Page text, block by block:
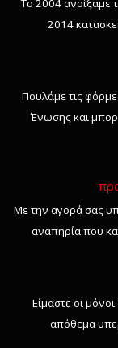
Το 2004 ανοίξαμε
2014
Πουλάμε τις
Ένωσης και
Με την αγορά σας
αναπηρία που
Είμαστε οι
απόθεμα